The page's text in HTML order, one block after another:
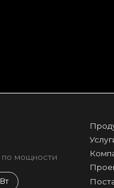
по мощности